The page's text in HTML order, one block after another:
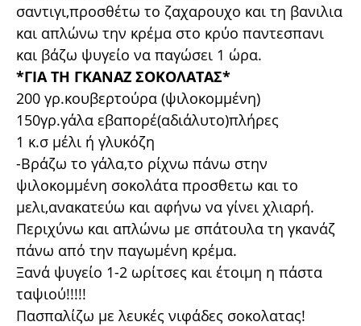
σαντιγι,προσθέτω το ζαχαρουχο και τη βανιλια
και απλώνω την κρέμα στο κρύο παντεσπανι
και βάζω ψυγείο να παγώσει 1 ώρα.
*ΓΙΑ ΤΗ ΓΚΑΝΑΖ ΣΟΚΟΛΑΤΑΣ*
200 γρ.κουβερτούρα (ψιλοκομμένη)
150γρ.γάλα εβαπορέ(αδιάλυτο)πλήρες
1 κ.σ μέλι ή γλυκόζη
-Βράζω το γάλα,το ρίχνω πάνω στην
ψιλοκομμένη σοκολάτα προσθετω και το
μελι,ανακατεύω και αφήνω να γίνει χλιαρή.
Περιχύνω και απλώνω με σπάτουλα τη γκανάζ
πάνω από την παγωμένη κρέμα.
Ξανά ψυγείο 1-2 ωρίτσες και έτοιμη η πάστα
ταψιού!!!!!
Πασπαλίζω με λευκές νιφάδες σοκολατας!